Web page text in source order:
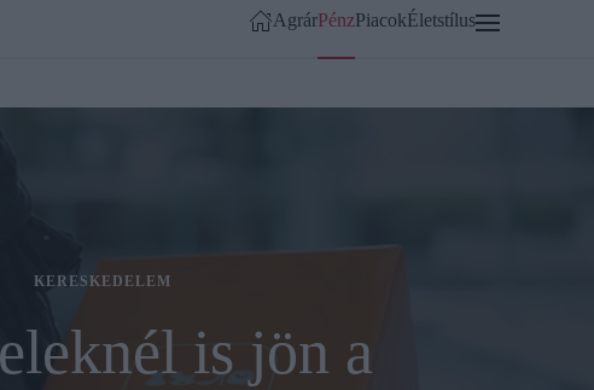
AgrárPénzPiacokÉletstílus
KERESKEDELEM
is jön a